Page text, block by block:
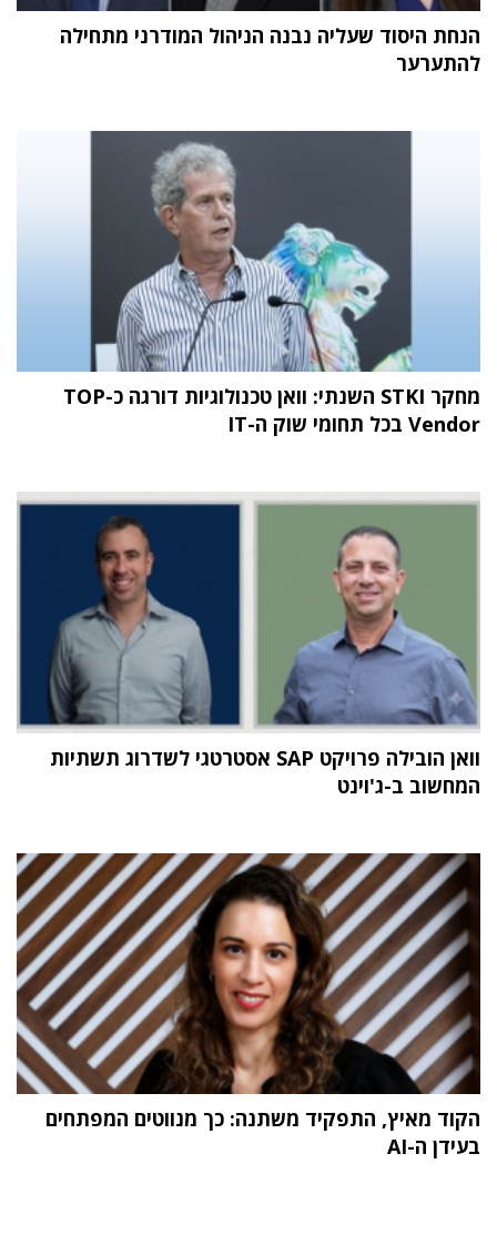
הנחת היסוד שעליה נבנה הניהול המודרני מתחילה
להתערער
מחקר STKI השנתי: וואן טכנולוגיות דורגה כ-TOP
Vendor בכל תחומי שוק ה-IT
וואן הובילה פרויקט SAP אסטרטגי לשדרוג תשתיות
המחשוב ב-ג'וינט
הקוד מאיץ, התפקיד משתנה: כך מנווטים המפתחים
בעידן ה-AI